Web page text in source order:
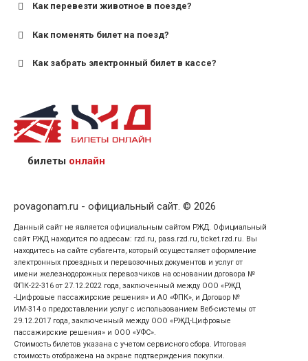
для пригородных поездов — от 7 лет.
Как перевезти животное в поезде?
Как поменять билет на поезд?
Как забрать электронный билет в кассе?
назвав кассиру 14-значный номер заказа;
предъявив удостоверение личности пассажира, на
кого оформлен билет.
билеты онлайн
povagonam.ru - официальный сайт. © 2026
Данный сайт не является официальным сайтом РЖД. Официальный
сайт РЖД находится по адресам: rzd.ru, pass.rzd.ru, ticket.rzd.ru. Вы
находитесь на сайте субагента, который осуществляет оформление
электронных проездных и перевозочных документов и услуг от
имени железнодорожных перевозчиков на основании договора №
ФПК-22-316 от 27.12.2022 года, заключенный между ООО «РЖД
-Цифровые пассажирские решения» и АО «ФПК», и Договор №
ИМ-314 о предоставлении услуг с использованием Веб-системы от
29.12.2017 года, заключенный между ООО «РЖД-Цифровые
пассажирские решения» и ООО «УФС».
Стоимость билетов указана с учетом сервисного сбора. Итоговая
стоимость отображена на экране подтверждения покупки.